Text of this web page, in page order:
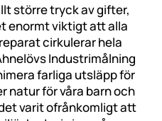
större tryck av gifter,
enormt viktigt att alla
cirkulerar hela
Industrimålning
farliga utsläpp för
natur för våra barn och
varit ofrånkomligt att